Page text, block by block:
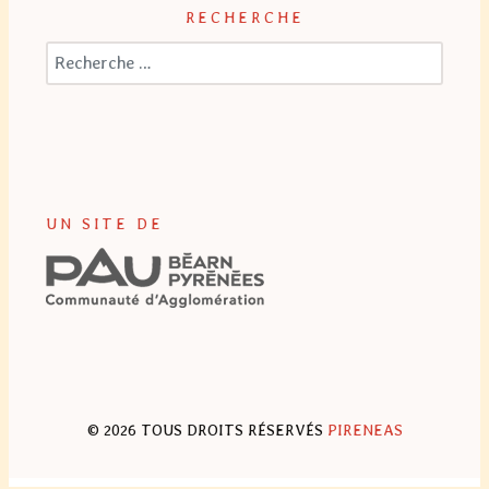
RECHERCHE
Valider
UN SITE DE
© 2026 TOUS DROITS RÉSERVÉS PIRENEAS